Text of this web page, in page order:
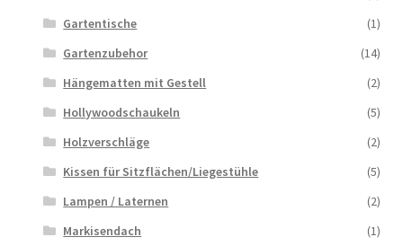
Gartentische
(1)
Gartenzubehor
(14)
Hängematten mit Gestell
(2)
Hollywoodschaukeln
(5)
Holzverschläge
(2)
Kissen für Sitzflächen/Liegestühle
(5)
Lampen / Laternen
(2)
Markisendach
(1)